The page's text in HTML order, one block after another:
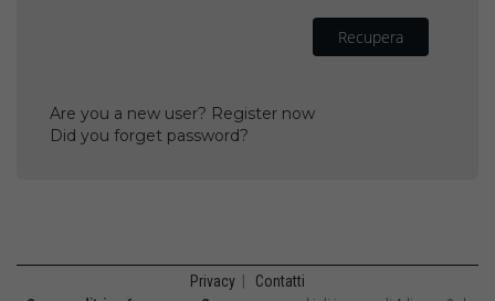
Recupera
Are you a new user? Register now
Did you forget password?
Privacy Contatti